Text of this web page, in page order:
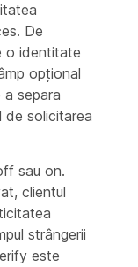
De
o identitate
opțional
separa
de solicitarea
sau on.
clientul
strângerii
este